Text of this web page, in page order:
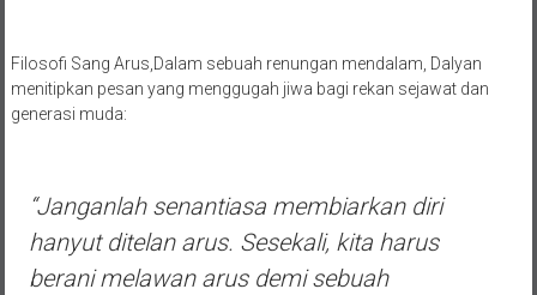
Filosofi Sang Arus,Dalam sebuah renungan mendalam, Dalyan
menitipkan pesan yang menggugah jiwa bagi rekan sejawat dan
generasi muda:
“Janganlah senantiasa membiarkan diri
hanyut ditelan arus. Sesekali, kita harus
berani melawan arus demi sebuah